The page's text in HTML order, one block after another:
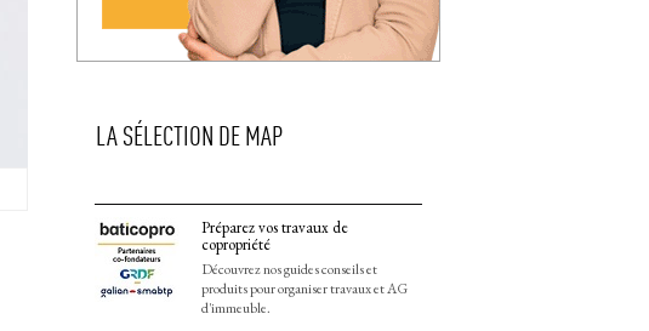
LA SÉLECTION DE MAP
Préparez vos travaux de
copropriété
Découvrez nos guides conseils et
produits pour organiser travaux et AG
d'immeuble.